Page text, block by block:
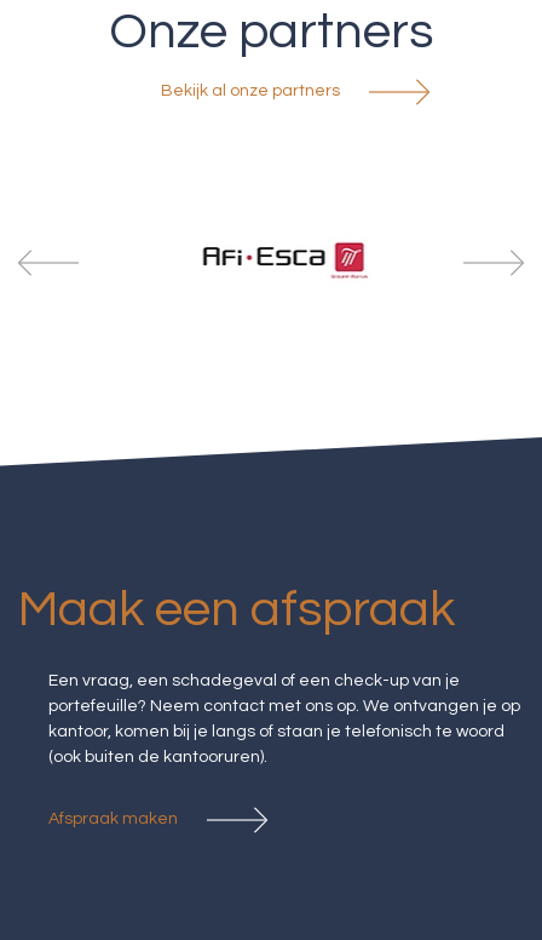
Onze partners
Bekijk al onze partners
Maak een afspraak
Een vraag, een schadegeval of een check-up van je
portefeuille? Neem contact met ons op. We ontvangen je op
kantoor, komen bij je langs of staan je telefonisch te woord
(ook buiten de kantooruren).
Afspraak maken